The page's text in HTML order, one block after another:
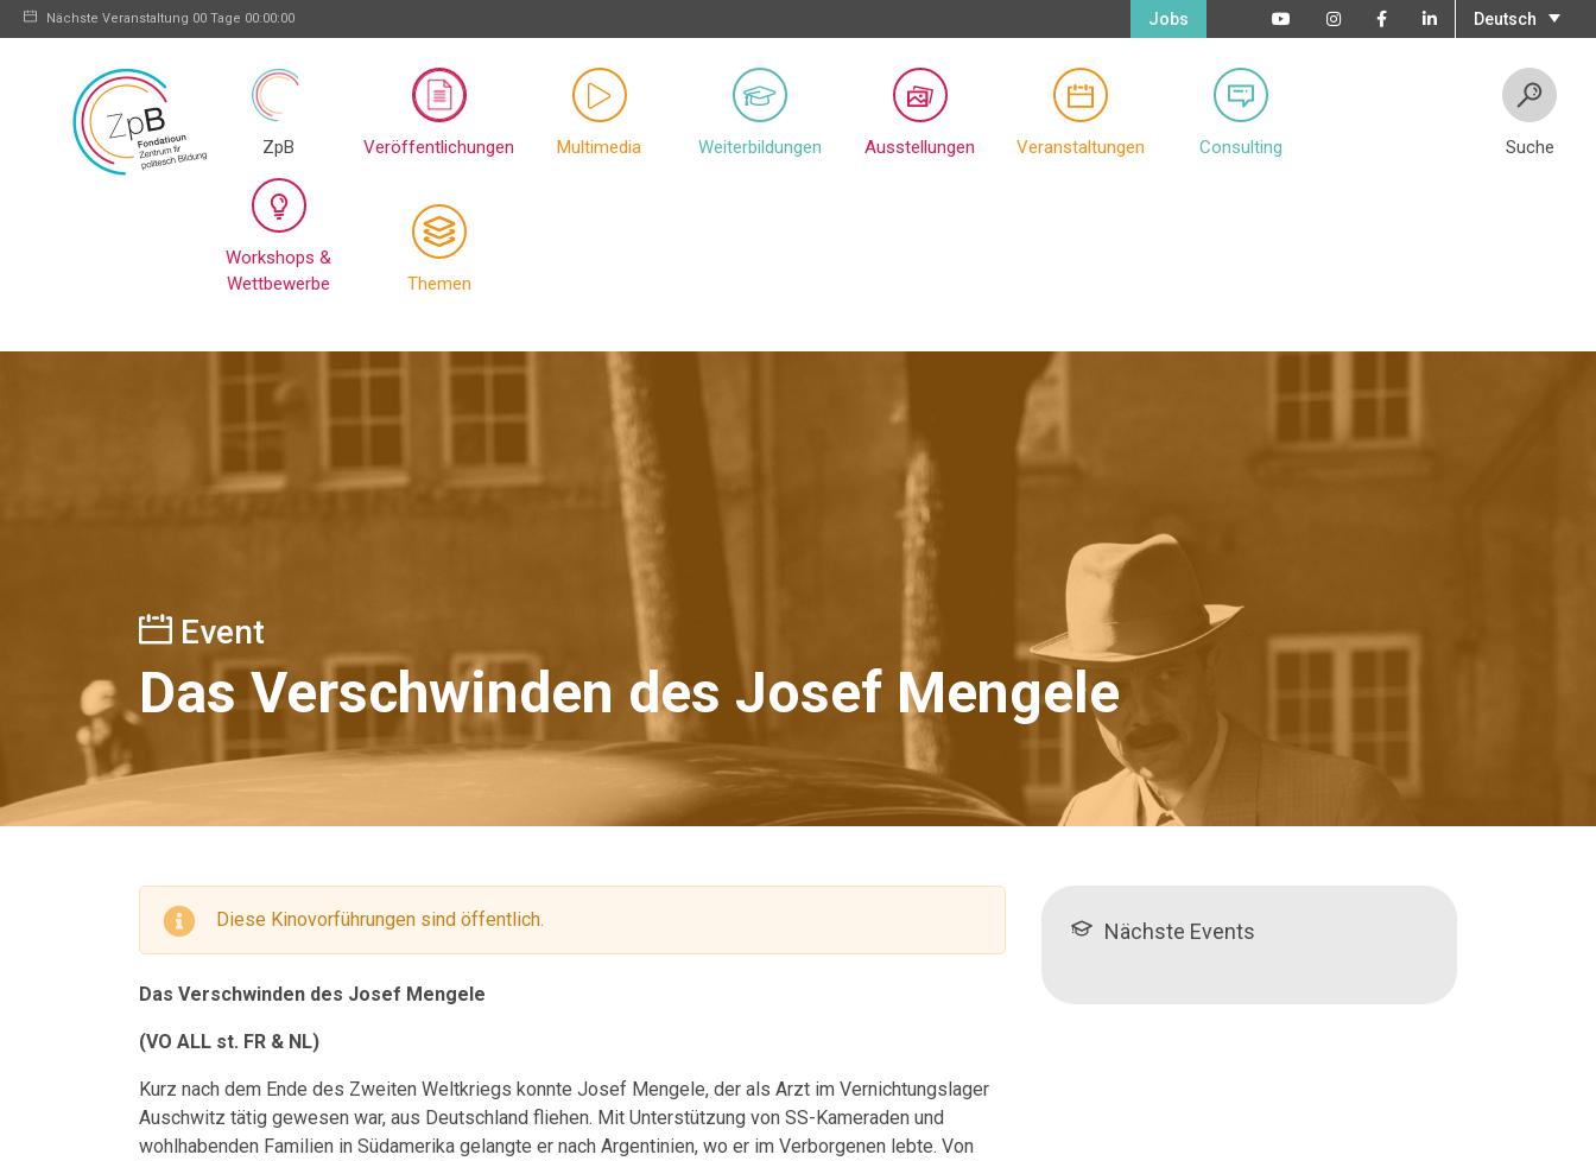
Nächste Veranstaltung 00 Tage 00:00:00 Deutsch
Jobs
ZpB Veröffentlichungen Multimedia Weiterbildungen Ausstellungen Veranstaltungen Consulting
Workshops &
Wettbewerbe
Themen
Suche
Event
Das Verschwinden des Josef Mengele
Diese Kinovorführungen sind öffentlich.
Das Verschwinden des Josef Mengele
(VO ALL st. FR & NL)
Kurz nach dem Ende des Zweiten Weltkriegs konnte Josef Mengele, der als Arzt im Vernichtungslager
Auschwitz tätig gewesen war, aus Deutschland fliehen. Mit Unterstützung von SS-Kameraden und
wohlhabenden Familien in Südamerika gelangte er nach Argentinien, wo er im Verborgenen lebte. Von
Nächste Events